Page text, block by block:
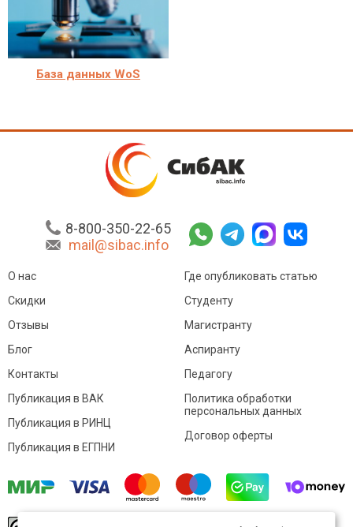
База данных WoS
8-800-350-22-65
mail@sibac.info
О нас
Скидки
Отзывы
Блог
Контакты
Где опубликовать статью
Студенту
Магистранту
Аспиранту
Педагогу
Публикация в ВАК
Публикация в РИНЦ
Публикация в ЕГПНИ
Политика обработки
персональных данных
Договор оферты